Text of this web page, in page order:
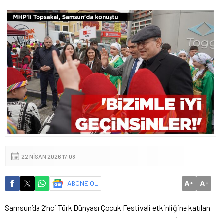
22 NISAN 2026 17:08
ABONE OL A+ A-
Samsun’da 2’nci Türk Dünyası Çocuk Festivali etkinliğine katılan